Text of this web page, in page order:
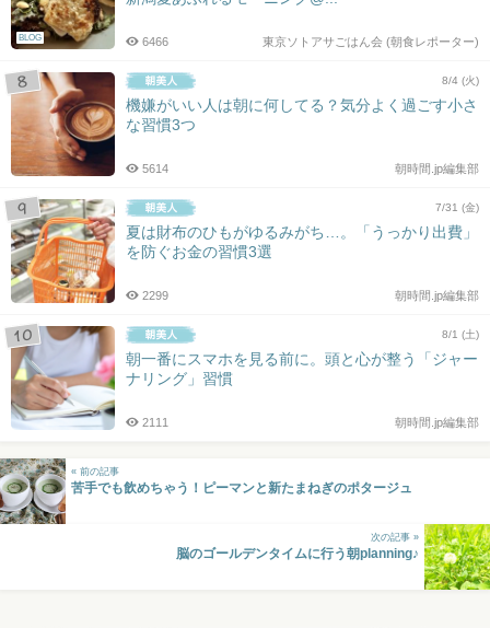
BLOG 東京ソトアサごはん会 (朝食レポーター)
6466
8/4 (火)
機嫌がいい人は朝に何してる？気分よく過ごす小さ
な習慣3つ
朝時間.jp編集部
5614
7/31 (金)
夏は財布のひもがゆるみがち…。「うっかり出費」
を防ぐお金の習慣3選
朝時間.jp編集部
2299
8/1 (土)
朝一番にスマホを見る前に。頭と心が整う「ジャー
ナリング」習慣
朝時間.jp編集部
2111
« 前の記事
苦手でも飲めちゃう！ピーマンと新たまねぎのポタージュ
次の記事 »
脳のゴールデンタイムに行う朝planning♪